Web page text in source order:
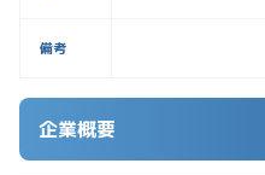
備考
企業概要